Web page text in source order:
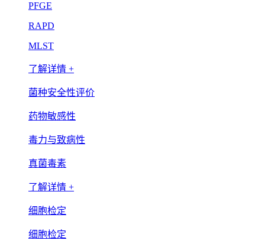
PFGE
RAPD
MLST
了解详情 +
菌种安全性评价
药物敏感性
毒力与致病性
真菌毒素
了解详情 +
细胞检定
细胞检定